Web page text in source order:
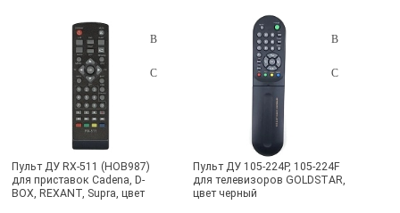
Серый
Чёрно-серебристый
Чёрный
Черно-серебристый
Черный
Бренд
Пульт ДУ RX-511 (HOB987)
для приставок Cadena, D-
BOX, REXANT, Supra, цвет
Пульт ДУ 105-224P, 105-224F
для телевизоров GOLDSTAR,
цвет черный